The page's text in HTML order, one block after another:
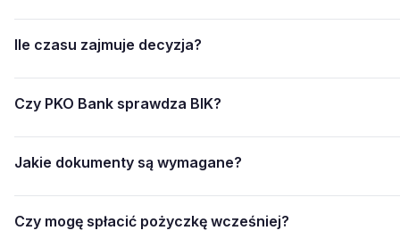
Ile czasu zajmuje decyzja?
Czy PKO Bank sprawdza BIK?
Jakie dokumenty są wymagane?
Czy mogę spłacić pożyczkę wcześniej?